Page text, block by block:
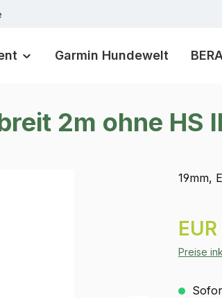
Garmin Hundewelt
2m ohne HS
19mm,
Preise